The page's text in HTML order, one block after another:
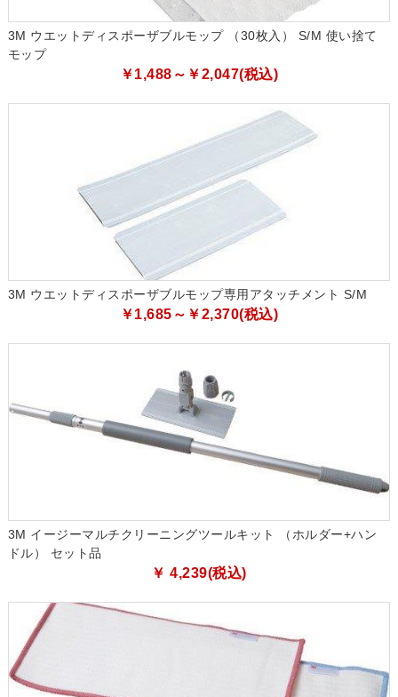
3M ウエットディスポーザブルモップ （30枚入） S/M 使い捨て
モップ
￥1,488～￥2,047(税込)
3M ウエットディスポーザブルモップ専用アタッチメント S/M
￥1,685～￥2,370(税込)
3M イージーマルチクリーニングツールキット （ホルダー+ハン
ドル） セット品
￥ 4,239(税込)